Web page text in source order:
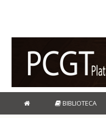
BIBLIOTECA